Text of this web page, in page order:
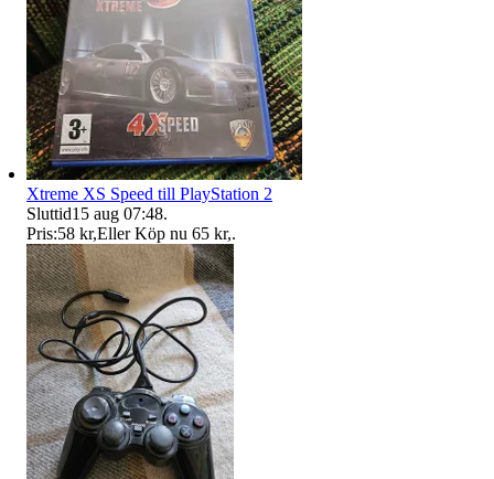
Xtreme XS Speed till PlayStation 2
Sluttid15 aug 07:48.
Pris:58 kr,Eller Köp nu 65 kr,.